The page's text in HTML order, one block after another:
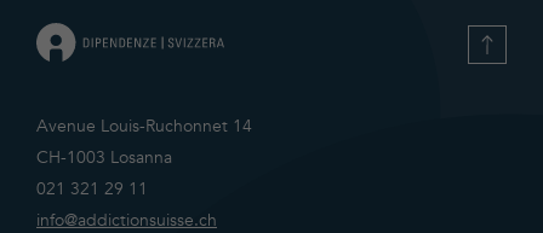
Avenue Louis-Ruchonnet 14
CH-1003 Losanna
021 321 29 11
info@addictionsuisse.ch